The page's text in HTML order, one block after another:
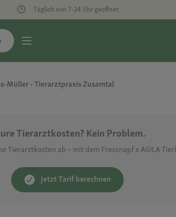
Täglich von 7-24 Uhr geöffnet
Müller - Tierarztpraxis Zusamtal
Tierarztkosten? Kein Problem.
Tierarztkosten ab – mit dem Fressnapf x AGILA
Jetzt Tarif berechnen